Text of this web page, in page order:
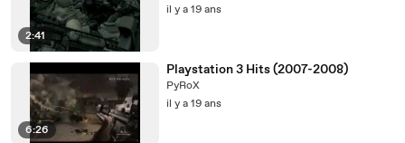
2:41
il y a 19 ans
6:26
Playstation 3 Hits (2007-2008)
PyRoX
il y a 19 ans